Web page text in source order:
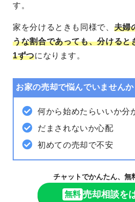
す。
家を分けるときも同様で、 夫婦
うな割合であっても、分けると
1ずつになります。
お家の売却で悩んでいませんか
何から始めたらいいか分
だまされないか心配
初めての売却で不安
チャットでかんたん、無
無料 売却相談を